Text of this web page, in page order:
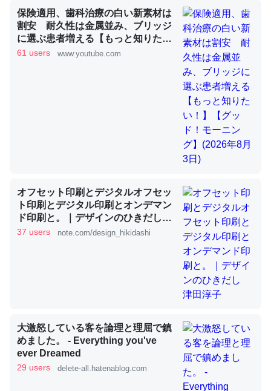
論文では「淡水はカルシウムも酸素も不足してて両方に不
利だから両方が拮抗してるのでは」とあって面白い。海に
いる鋏角類（カブトガニ・ウミグモ）はカルシウムを使わ
ずキチンを強化してる筈だが、酵素が違うのか？
─ニュース :: 【研究発表】昆虫学の大問題＝「昆虫はなぜ海にいな
類は苦労してるんだな…。腹足類だと殻を無くしてナメク
ジになったり努力してるし。
─ニュース :: 【研究発表】昆虫学の大問題＝「昆虫はなぜ海にいな
いのか」に関する新仮説
ちぼちRingも置こうかと画策中。あと、Googleマップで
位置情報を共有してる。電池残量や充電中かが分かるので
これ見て生きてるなって分かる。
─たまにLINEするくらいだった遠方の父67歳と僕。ITツール導入で
コミュニケーションが劇的に変化した｜tayorini by LIFULL介護
保険適用、歯科治療の白い新素材は
割安 耐久性は金属並み、ブリッジ
に選ぶ患者増える【もっと知りた
い！】【グッド！モーニング】
61 users www.youtube.com
オフセット印刷とデジタルオフセッ
ト印刷とデジタル印刷とオンデマン
ド印刷と。｜デザインのひきだし
津田淳子
37 users note.com/design_hikidashi
大激怒している客を論理と理屈で鎮
めました。 - Everything you've
ever Dreamed
29 users delete-all.hatenablog.com